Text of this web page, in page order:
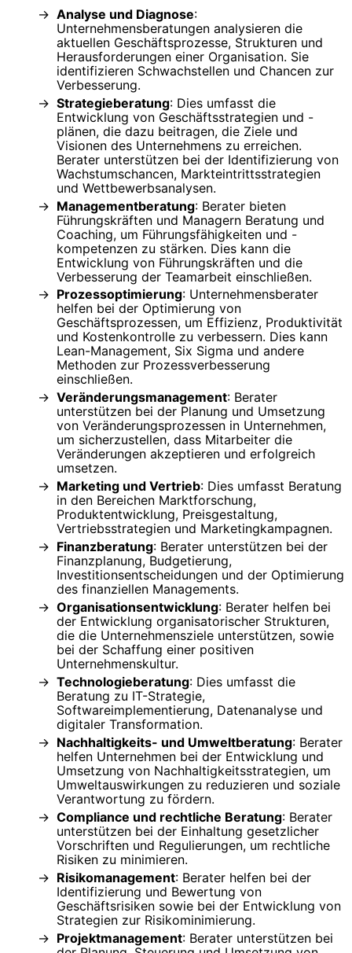
Analyse und Diagnose:
Unternehmensberatungen analysieren die
aktuellen Geschäftsprozesse, Strukturen und
Herausforderungen einer Organisation. Sie
identifizieren Schwachstellen und Chancen zur
Verbesserung.
Strategieberatung: Dies umfasst die
Entwicklung von Geschäftsstrategien und -
plänen, die dazu beitragen, die Ziele und
Visionen des Unternehmens zu erreichen.
Berater unterstützen bei der Identifizierung von
Wachstumschancen, Markteintrittsstrategien
und Wettbewerbsanalysen.
Managementberatung: Berater bieten
Führungskräften und Managern Beratung und
Coaching, um Führungsfähigkeiten und -
kompetenzen zu stärken. Dies kann die
Entwicklung von Führungskräften und die
Verbesserung der Teamarbeit einschließen.
Prozessoptimierung: Unternehmensberater
helfen bei der Optimierung von
Geschäftsprozessen, um Effizienz, Produktivität
und Kostenkontrolle zu verbessern. Dies kann
Lean-Management, Six Sigma und andere
Methoden zur Prozessverbesserung
einschließen.
Veränderungsmanagement: Berater
unterstützen bei der Planung und Umsetzung
von Veränderungsprozessen in Unternehmen,
um sicherzustellen, dass Mitarbeiter die
Veränderungen akzeptieren und erfolgreich
umsetzen.
Marketing und Vertrieb: Dies umfasst Beratung
in den Bereichen Marktforschung,
Produktentwicklung, Preisgestaltung,
Vertriebsstrategien und Marketingkampagnen.
Finanzberatung: Berater unterstützen bei der
Finanzplanung, Budgetierung,
Investitionsentscheidungen und der Optimierung
des finanziellen Managements.
Organisationsentwicklung: Berater helfen bei
der Entwicklung organisatorischer Strukturen,
die die Unternehmensziele unterstützen, sowie
bei der Schaffung einer positiven
Unternehmenskultur.
Technologieberatung: Dies umfasst die
Beratung zu IT-Strategie,
Softwareimplementierung, Datenanalyse und
digitaler Transformation.
Nachhaltigkeits- und Umweltberatung: Berater
helfen Unternehmen bei der Entwicklung und
Umsetzung von Nachhaltigkeitsstrategien, um
Umweltauswirkungen zu reduzieren und soziale
Verantwortung zu fördern.
Compliance und rechtliche Beratung: Berater
unterstützen bei der Einhaltung gesetzlicher
Vorschriften und Regulierungen, um rechtliche
Risiken zu minimieren.
Risikomanagement: Berater helfen bei der
Identifizierung und Bewertung von
Geschäftsrisiken sowie bei der Entwicklung von
Strategien zur Risikominimierung.
Projektmanagement: Berater unterstützen bei